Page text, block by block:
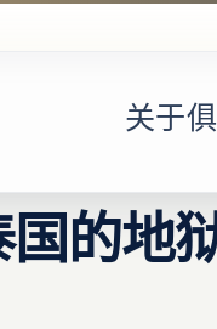
关于
的地